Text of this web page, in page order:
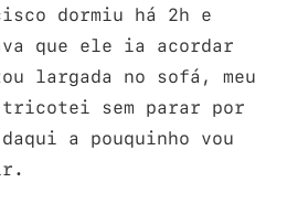
dormiu há 2h e
que ele ia acordar
largada no sofá, meu
sem parar por
a pouquinho vou